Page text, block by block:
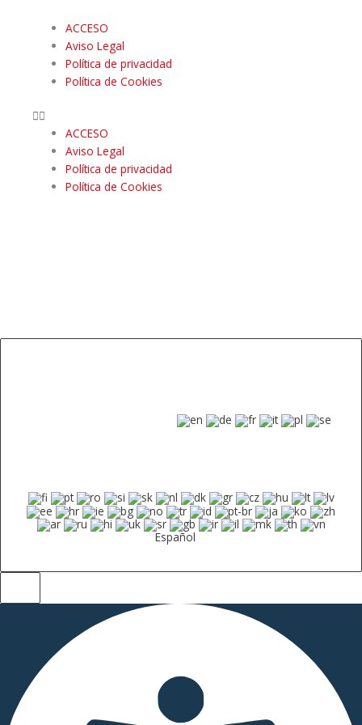
ACCESO
Aviso Legal
Política de privacidad
Política de Cookies
ACCESO
Aviso Legal
Política de privacidad
Política de Cookies
Español